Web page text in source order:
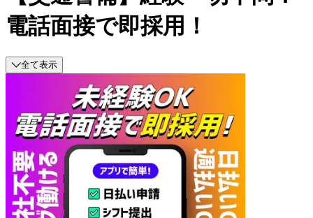
電話面接で即採用！
全て表示